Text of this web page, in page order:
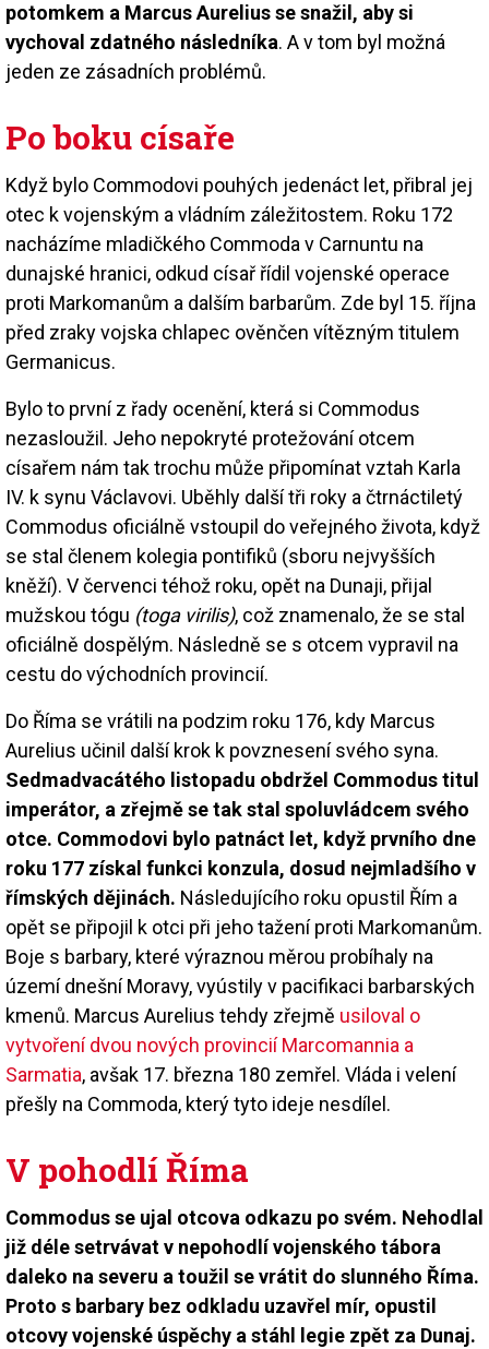
potomkem a Marcus Aurelius se snažil, aby si
vychoval zdatného následníka. A v tom byl možná
jeden ze zásadních problémů.
Po boku císaře
Když bylo Commodovi pouhých jedenáct let, přibral jej
otec k vojenským a vládním záležitostem. Roku 172
nacházíme mladičkého Commoda v Carnuntu na
dunajské hranici, odkud císař řídil vojenské operace
proti Markomanům a dalším barbarům. Zde byl 15. října
před zraky vojska chlapec ověnčen vítězným titulem
Germanicus.
Bylo to první z řady ocenění, která si Commodus
nezasloužil. Jeho nepokryté protežování otcem
císařem nám tak trochu může připomínat vztah Karla
IV. k synu Václavovi. Uběhly další tři roky a čtrnáctiletý
Commodus oficiálně vstoupil do veřejného života, když
se stal členem kolegia pontifiků (sboru nejvyšších
kněží). V červenci téhož roku, opět na Dunaji, přijal
mužskou tógu (toga virilis), což znamenalo, že se stal
oficiálně dospělým. Následně se s otcem vypravil na
cestu do východních provincií.
Do Říma se vrátili na podzim roku 176, kdy Marcus
Aurelius učinil další krok k povznesení svého syna.
Sedmadvacátého listopadu obdržel Commodus titul
imperátor, a zřejmě se tak stal spoluvládcem svého
otce. Commodovi bylo patnáct let, když prvního dne
roku 177 získal funkci konzula, dosud nejmladšího v
římských dějinách. Následujícího roku opustil Řím a
opět se připojil k otci při jeho tažení proti Markomanům.
Boje s barbary, které výraznou měrou probíhaly na
území dnešní Moravy, vyústily v pacifikaci barbarských
kmenů. Marcus Aurelius tehdy zřejmě usiloval o
vytvoření dvou nových provincií Marcomannia a
Sarmatia, avšak 17. března 180 zemřel. Vláda i velení
přešly na Commoda, který tyto ideje nesdílel.
V pohodlí Říma
Commodus se ujal otcova odkazu po svém. Nehodlal
již déle setrvávat v nepohodlí vojenského tábora
daleko na severu a toužil se vrátit do slunného Říma.
Proto s barbary bez odkladu uzavřel mír, opustil
otcovy vojenské úspěchy a stáhl legie zpět za Dunaj.